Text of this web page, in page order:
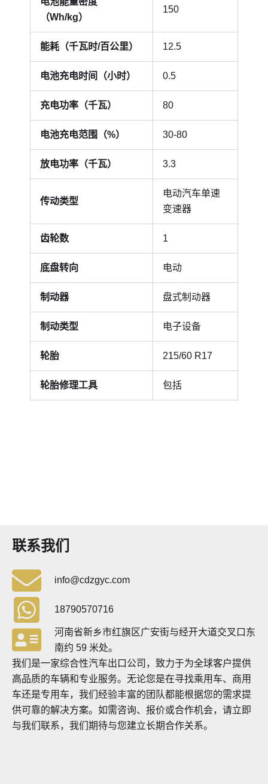
（Wh/kg）
150
能耗（千瓦时/百公里） 12.5
电池充电时间（小时） 0.5
充电功率（千瓦） 80
电池充电范围（%） 30-80
放电功率（千瓦） 3.3
传动类型
电动汽车单速
变速器
齿轮数 1
底盘转向 电动
制动器 盘式制动器
制动类型 电子设备
轮胎 215/60 R17
轮胎修理工具 包括
联系我们
info@cdzgyc.com
18790570716
河南省新乡市红旗区广安街与经开大道交叉口东
南约 59 米处。
我们是一家综合性汽车出口公司，致力于为全球客户提供
高品质的车辆和专业服务。无论您是在寻找乘用车、商用
车还是专用车，我们经验丰富的团队都能根据您的需求提
供可靠的解决方案。如需咨询、报价或合作机会，请立即
与我们联系，我们期待与您建立长期合作关系。